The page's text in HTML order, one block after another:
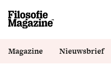
Magazine Nieuwsbrief